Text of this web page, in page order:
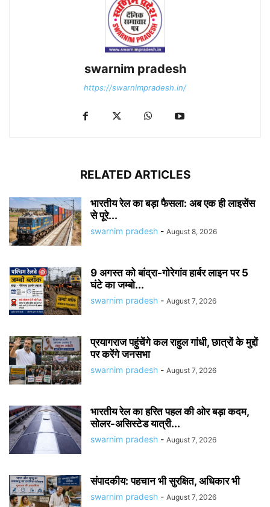
swarnim pradesh
https://swarnimpradesh.in/
RELATED ARTICLES
भारतीय रेल का बड़ा फैसला: अब एक ही लाइसेंस
से पूरे...
swarnim pradesh - August 8, 2026
9 अगस्त को बांद्रा-गोरेगांव हार्बर लाइन पर 5
घंटे का जम्बो...
swarnim pradesh - August 7, 2026
प्रयागराज पहुंचेंगे कल राहुल गांधी, छात्रों के मुद्दों
पर करेंगे जनसभा
swarnim pradesh - August 7, 2026
भारतीय रेल का हरित पहल की ओर बड़ा कदम,
सोलर-असिस्टेड यात्री...
swarnim pradesh - August 7, 2026
संपादकीय: पहचान भी सुरक्षित, अधिकार भी
swarnim pradesh - August 7, 2026